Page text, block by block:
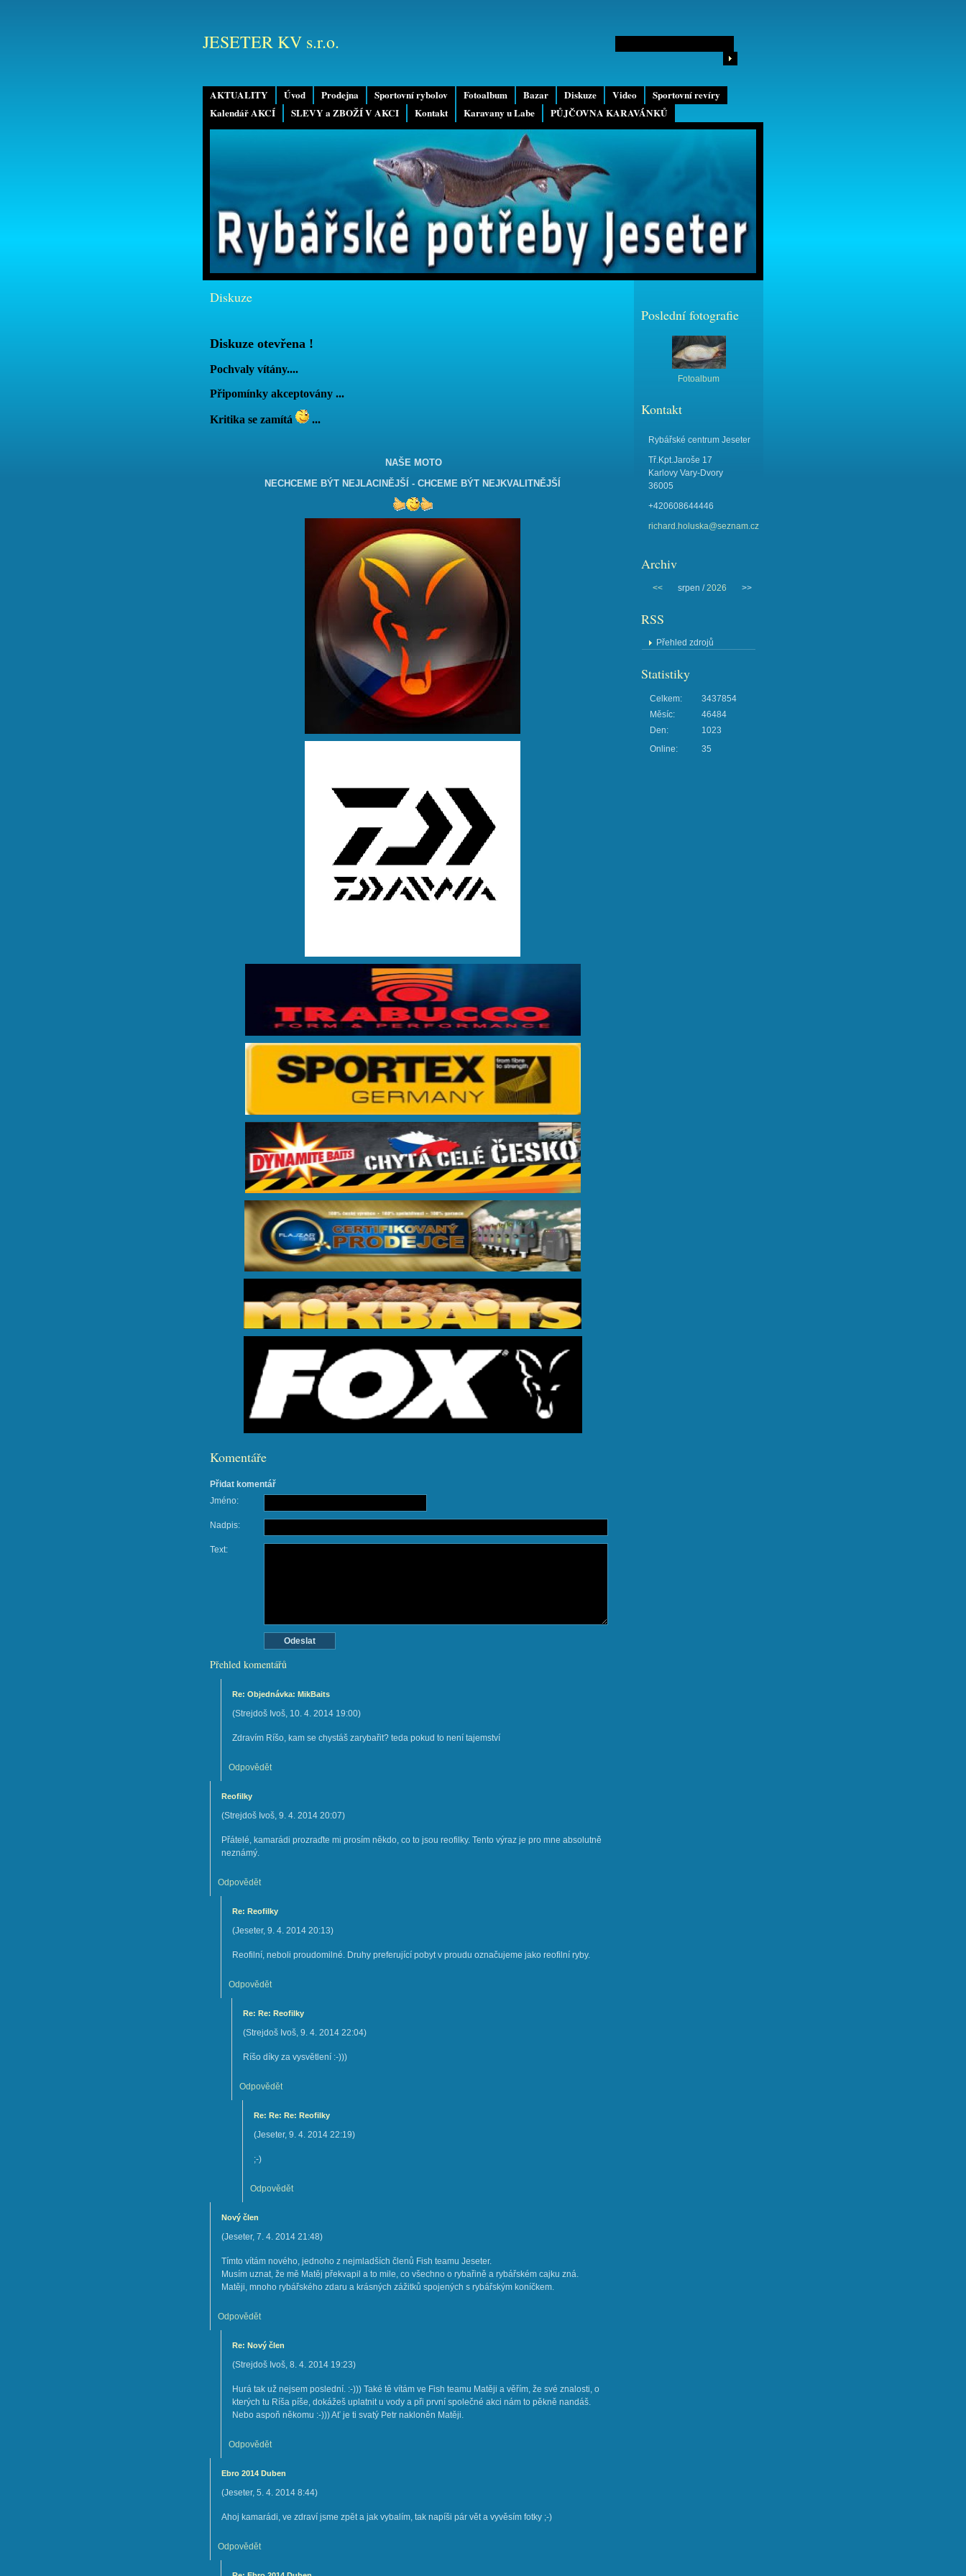
AKTUALITY Úvod Prodejna Sportovní rybolov Fotoalbum Bazar Diskuze Video
Sportovní revíry
Kalendář AKCÍ
SLEVY a ZBOŽÍ V AKCI Kontakt Karavany u Labe PŮJČOVNA KARAVÁNKŮ
JESETER KV s.r.o.
Diskuze
Diskuze otevřena !
Pochvaly vítány....
Připomínky akceptovány ...
Kritika se zamítá ...
NAŠE MOTO
NECHCEME BÝT NEJLACINĚJŠÍ - CHCEME BÝT NEJKVALITNĚJŠÍ
Komentáře
Přidat komentář
Jméno:
Nadpis:
Text:
Přehled komentářů
Re: Objednávka: MikBaits
(Strejdoš Ivoš, 10. 4. 2014 19:00)
Zdravím Ríšo, kam se chystáš zarybařit? teda pokud to není tajemství
Odpovědět
Reofilky
(Strejdoš Ivoš, 9. 4. 2014 20:07)
Přátelé, kamarádi prozraďte mi prosím někdo, co to jsou reofilky. Tento výraz je pro mne absolutně
neznámý.
Odpovědět
Re: Reofilky
(Jeseter, 9. 4. 2014 20:13)
Reofilní, neboli proudomilné. Druhy preferující pobyt v proudu označujeme jako reofilní ryby.
Odpovědět
Re: Re: Reofilky
(Strejdoš Ivoš, 9. 4. 2014 22:04)
Ríšo díky za vysvětlení :-)))
Odpovědět
Re: Re: Re: Reofilky
(Jeseter, 9. 4. 2014 22:19)
;-)
Odpovědět
Nový člen
(Jeseter, 7. 4. 2014 21:48)
Tímto vítám nového, jednoho z nejmladších členů Fish teamu Jeseter.
Musím uznat, že mě Matěj překvapil a to mile, co všechno o rybařině a rybářském cajku zná.
Matěji, mnoho rybářského zdaru a krásných zážitků spojených s rybářským koníčkem.
Odpovědět
Re: Nový člen
(Strejdoš Ivoš, 8. 4. 2014 19:23)
Hurá tak už nejsem poslední. :-))) Také tě vítám ve Fish teamu Matěji a věřím, že své znalosti, o
kterých tu Ríša píše, dokážeš uplatnit u vody a při první společné akci nám to pěkně nandáš.
Nebo aspoň někomu :-))) Ať je ti svatý Petr nakloněn Matěji.
Odpovědět
Ebro 2014 Duben
(Jeseter, 5. 4. 2014 8:44)
Ahoj kamarádi, ve zdraví jsme zpět a jak vybalím, tak napíši pár vět a vyvěsím fotky ;-)
Odpovědět
Poslední fotografie
Fotoalbum
Kontakt
Rybářské centrum Jeseter
Tř.Kpt.Jaroše 17
Karlovy Vary-Dvory
36005
+420608644446
richard.holuska@seznam.cz
Archiv
<< srpen /2026 >>
RSS
Přehled zdrojů
Statistiky
Online: 35
Celkem:
3437854
Měsíc:
46484
Den:
1023